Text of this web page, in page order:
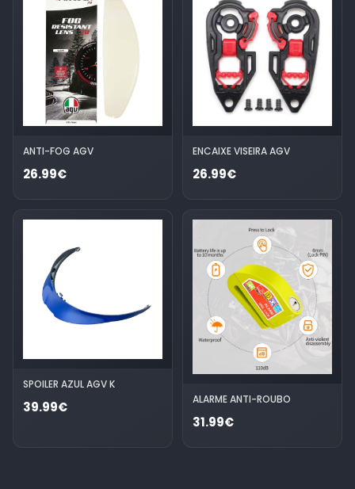
ANTI-FOG AGV
26.99€
ENCAIXE VISEIRA AGV
26.99€
SPOILER AZUL AGV K
39.99€ ALARME ANTI-ROUBO
31.99€